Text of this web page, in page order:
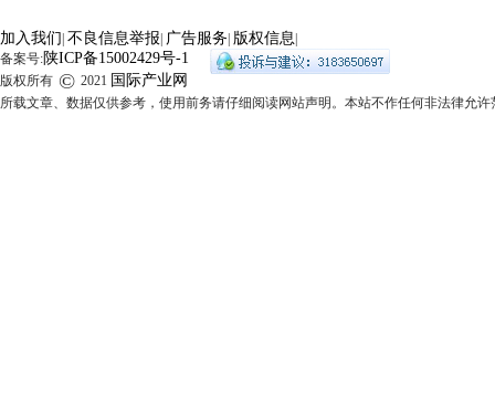
加入我们 不良信息举报 广告服务 版权信息
备案号:陕ICP备15002429号-1
版权所有 © 2021 国际产业网
所载文章、数据仅供参考，使用前务请仔细阅读网站声明。本站不作任何非法律允许